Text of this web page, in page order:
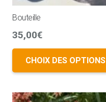
Bouteille
35,00€
CHOIX DES OPTIONS